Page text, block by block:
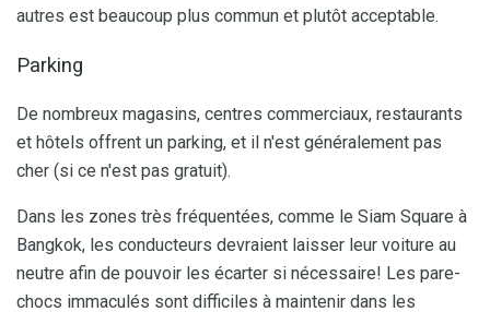
autres est beaucoup plus commun et plutôt acceptable.
Parking
De nombreux magasins, centres commerciaux, restaurants
et hôtels offrent un parking, et il n'est généralement pas
cher (si ce n'est pas gratuit).
Dans les zones très fréquentées, comme le Siam Square à
Bangkok, les conducteurs devraient laisser leur voiture au
neutre afin de pouvoir les écarter si nécessaire! Les pare-
chocs immaculés sont difficiles à maintenir dans les